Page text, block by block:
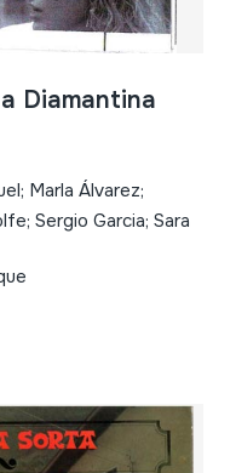
Diamantina
Marla Álvarez;
Sergio Garcia; Sara